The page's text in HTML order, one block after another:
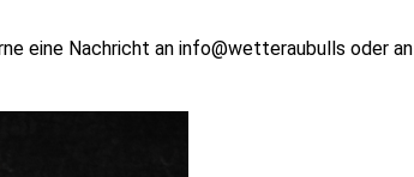
eine Nachricht an info@wetteraubulls oder an